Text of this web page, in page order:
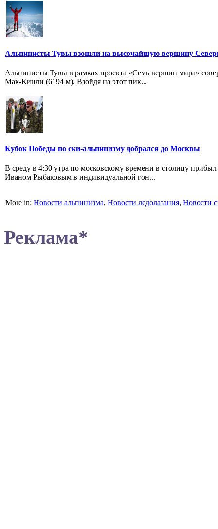
Альпинисты Тувы взошли на высочайшую вершину
Альпинисты Тувы в рамках проекта «Семь вершин мира»
Мак-Кинли (6194 м). Взойдя на этот пик...
Кубок Победы по ски-альпинизму добрался до Москвы
В среду в 4:30 утра по московскому времени в столицу
Иваном Рыбаковым в индивидуальной гон...
More in: Новости альпинизма, Новости ледолазания, Новости
Реклама*